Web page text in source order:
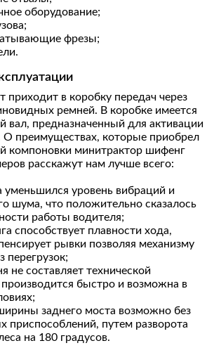
оборудование;
фрезы;
приходит в коробку передач через
ремней. В коробке имеется
вал, предназначенный для активации
О преимуществах, которые приобрел
компоновки минитрактор шифенг
расскажут нам лучше всего:
уменьшился уровень вибраций и
шума, что положительно сказалось
работы водителя;
способствует плавности хода,
рывки позволяя механизму
перегрузок;
не составляет технической
быстро и возможна в
заднего моста возможно без
приспособлений, путем разворота
на 180 градусов.